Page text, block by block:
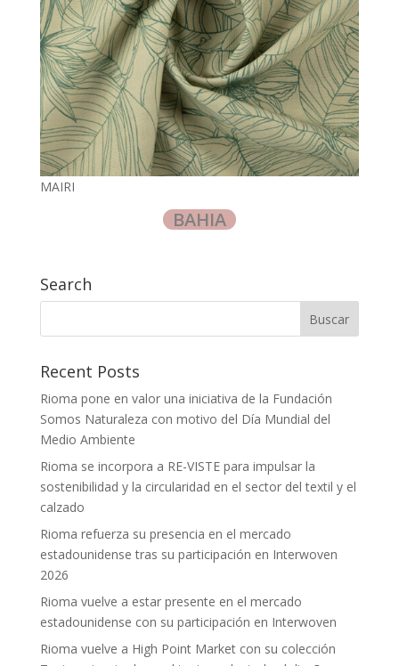
MAIRI
BAHIA
Search
Recent Posts
Rioma pone en valor una iniciativa de la Fundación
Somos Naturaleza con motivo del Día Mundial del
Medio Ambiente
Rioma se incorpora a RE-VISTE para impulsar la
sostenibilidad y la circularidad en el sector del textil y el
calzado
Rioma refuerza su presencia en el mercado
estadounidense tras su participación en Interwoven
2026
Rioma vuelve a estar presente en el mercado
estadounidense con su participación en Interwoven
Rioma vuelve a High Point Market con su colección